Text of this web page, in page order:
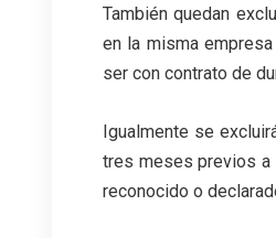
También quedan
en la misma
ser con contrato de
Igualmente se
tres meses previos a
reconocido o